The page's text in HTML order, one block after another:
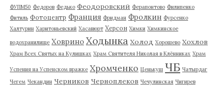
ФУПМ50 Федоров Федько Феодоровский Ферапонтово Филипенко
Фитиль Фотоцентр Франция Фридман Фролкин Фурсенко
Халтурин Харитоньевский Хасавюрт Херсон Химки Химкинское
водохранилище Ховрино Ходынка Холод Хорошево Хохлов
Храм Всех Святых на Кулишках Храм Святителя Николая в Клённиках Храм
Успения на Успенском вражке Хромченко Ценькуш ЧБ Чатырдаг
Чегем Чекандин Черников Черноплеков Чечулинская Чигирев